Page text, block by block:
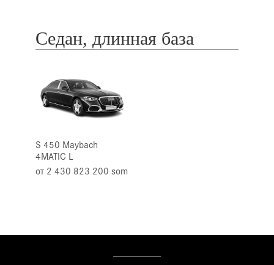
Седан, длинная база
S 450 Maybach
4MATIC L
от 2 430 823 200 som